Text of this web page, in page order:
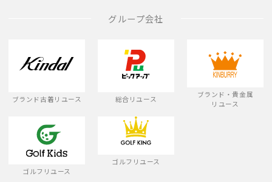
グループ会社
ブランド古着リユース 総合リユース
ブランド・貴金属
リユース
ゴルフリユース
ゴルフリユース